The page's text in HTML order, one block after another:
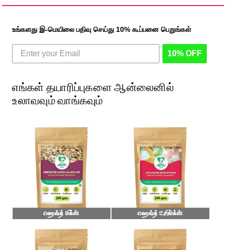
உங்களது இ-மெயிலை பதிவு செய்து 10% கூப்பனை பெறுங்கள்
10% OFF
எங்கள் தயாரிப்புகளை ஆன்லைனில்
உலாவவும் வாங்கவும்